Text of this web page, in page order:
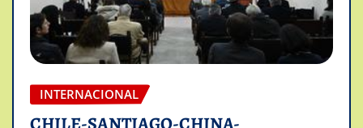
INTERNACIONAL